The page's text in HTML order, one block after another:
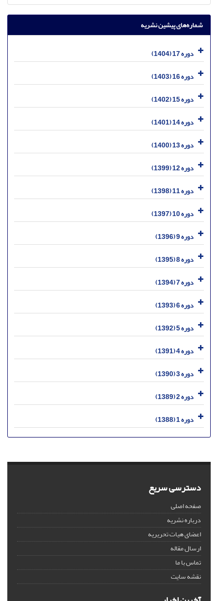
شماره‌های پیشین نشریه
دوره 17 (1404)
دوره 16 (1403)
دوره 15 (1402)
دوره 14 (1401)
دوره 13 (1400)
دوره 12 (1399)
دوره 11 (1398)
دوره 10 (1397)
دوره 9 (1396)
دوره 8 (1395)
دوره 7 (1394)
دوره 6 (1393)
دوره 5 (1392)
دوره 4 (1391)
دوره 3 (1390)
دوره 2 (1389)
دوره 1 (1388)
دسترسی سریع
صفحه اصلی
درباره نشریه
اعضای هیات تحریریه
ارسال مقاله
تماس با ما
نقشه سایت